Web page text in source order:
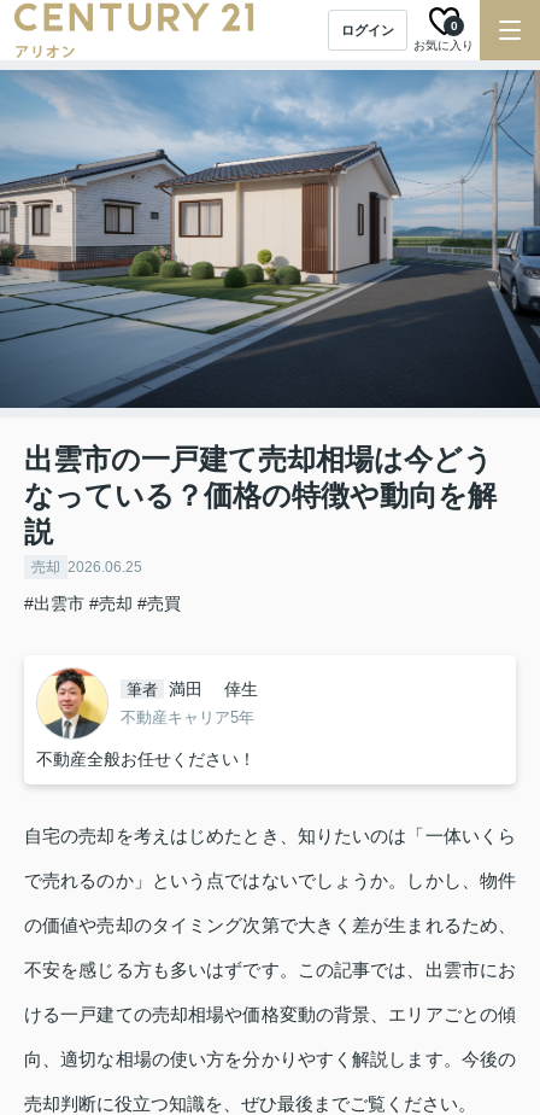
ログイン
お気に入り
0
出雲市の一戸建て売却相場は今どう
なっている？価格の特徴や動向を解
説
売却 2026.06.25
#出雲市 #売却 #売買
筆者 満田 倖生
不動産キャリア5年
不動産全般お任せください！
自宅の売却を考えはじめたとき、知りたいのは「一体いくら
で売れるのか」という点ではないでしょうか。しかし、物件
の価値や売却のタイミング次第で大きく差が生まれるため、
不安を感じる方も多いはずです。この記事では、出雲市にお
ける一戸建ての売却相場や価格変動の背景、エリアごとの傾
向、適切な相場の使い方を分かりやすく解説します。今後の
売却判断に役立つ知識を、ぜひ最後までご覧ください。